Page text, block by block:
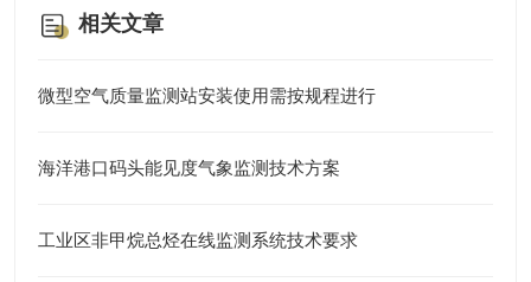
相关文章
微型空气质量监测站安装使用需按规程进行
海洋港口码头能见度气象监测技术方案
工业区非甲烷总烃在线监测系统技术要求